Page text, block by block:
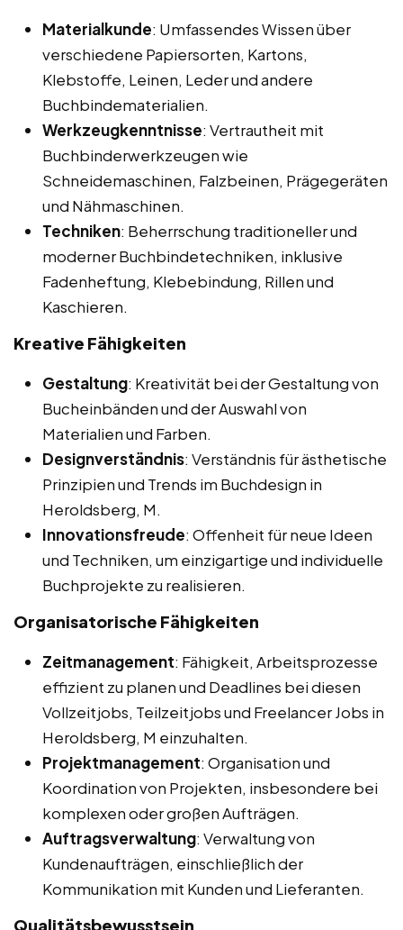
Materialkunde: Umfassendes Wissen über
verschiedene Papiersorten, Kartons,
Klebstoffe, Leinen, Leder und andere
Buchbindematerialien.
Werkzeugkenntnisse: Vertrautheit mit
Buchbinderwerkzeugen wie
Schneidemaschinen, Falzbeinen, Prägegeräten
und Nähmaschinen.
Techniken: Beherrschung traditioneller und
moderner Buchbindetechniken, inklusive
Fadenheftung, Klebebindung, Rillen und
Kaschieren.
Kreative Fähigkeiten
Gestaltung: Kreativität bei der Gestaltung von
Bucheinbänden und der Auswahl von
Materialien und Farben.
Designverständnis: Verständnis für ästhetische
Prinzipien und Trends im Buchdesign in
Heroldsberg, M.
Innovationsfreude: Offenheit für neue Ideen
und Techniken, um einzigartige und individuelle
Buchprojekte zu realisieren.
Organisatorische Fähigkeiten
Zeitmanagement: Fähigkeit, Arbeitsprozesse
effizient zu planen und Deadlines bei diesen
Vollzeitjobs, Teilzeitjobs und Freelancer Jobs in
Heroldsberg, M einzuhalten.
Projektmanagement: Organisation und
Koordination von Projekten, insbesondere bei
komplexen oder großen Aufträgen.
Auftragsverwaltung: Verwaltung von
Kundenaufträgen, einschließlich der
Kommunikation mit Kunden und Lieferanten.
Qualitätsbewusstsein